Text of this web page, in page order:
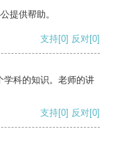
提供帮助。
支持[0] 反对[0]
学科的知识。老师的讲
支持[0] 反对[0]